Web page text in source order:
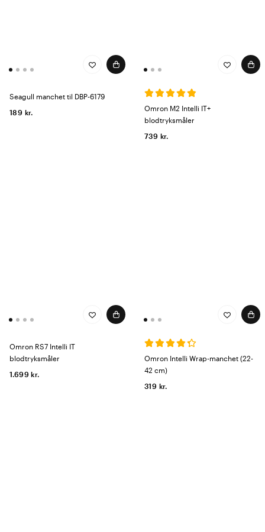
Seagull manchet til DBP-6179
189 kr.
Omron M2 Intelli IT+
blodtryksmåler
739 kr.
Omron RS7 Intelli IT
blodtryksmåler
1.699 kr.
Omron Intelli Wrap-manchet (22-
42 cm)
319 kr.